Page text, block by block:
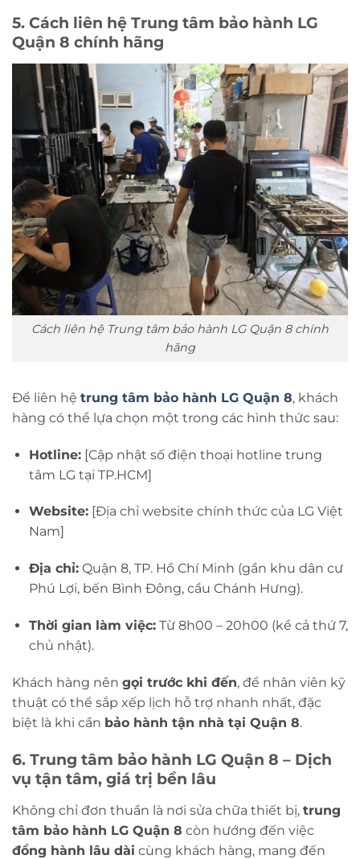
5. Cách liên hệ Trung tâm bảo hành LG
Quận 8 chính hãng
Cách liên hệ Trung tâm bảo hành LG Quận 8 chính
hãng
Để liên hệ trung tâm bảo hành LG Quận 8, khách
hàng có thể lựa chọn một trong các hình thức sau:
Hotline:[Cập nhật số điện thoại hotline trung
tâm LG tại TP.HCM]
Website:[Địa chỉ website chính thức của LG Việt
Nam]
Địa chỉ:Quận 8, TP. Hồ Chí Minh (gần khu dân cư
Phú Lợi, bến Bình Đông, cầu Chánh Hưng).
Thời gian làm việc:Từ 8h00 – 20h00 (kể cả thứ 7,
chủ nhật).
Khách hàng nên gọi trước khi đến, để nhân viên kỹ
thuật có thể sắp xếp lịch hỗ trợ nhanh nhất, đặc
biệt là khi cần bảo hành tận nhà tại Quận 8.
6. Trung tâm bảo hành LG Quận 8 – Dịch
vụ tận tâm, giá trị bền lâu
Không chỉ đơn thuần là nơi sửa chữa thiết bị, trung
tâm bảo hành LG Quận 8 còn hướng đến việc
đồng hành lâu dài cùng khách hàng, mang đến